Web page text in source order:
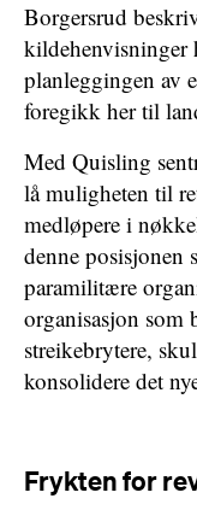
Borgersrud
kildehenvisninger
planleggingen av
foregikk her til
Med Quisling
lå muligheten til
medløpere i
denne posisjonen
paramilitære
organisasjon som
streikebrytere,
konsolidere det
Frykten for